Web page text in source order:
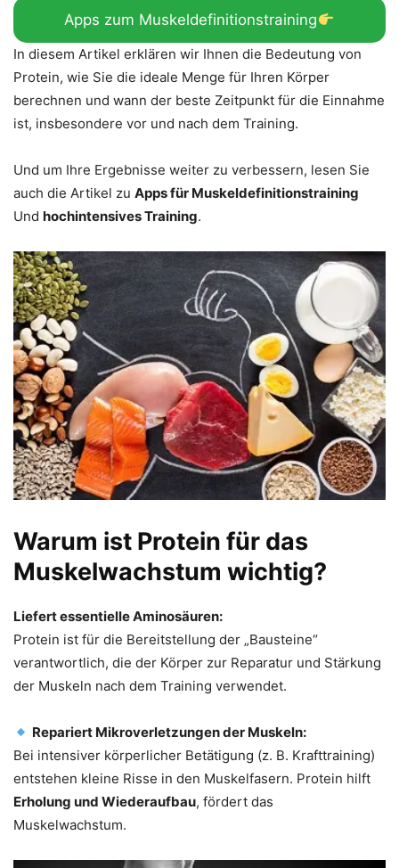
Apps zum Muskeldefinitionstraining
In diesem Artikel erklären wir Ihnen die Bedeutung von
Protein, wie Sie die ideale Menge für Ihren Körper
berechnen und wann der beste Zeitpunkt für die Einnahme
ist, insbesondere vor und nach dem Training.
Und um Ihre Ergebnisse weiter zu verbessern, lesen Sie
auch die Artikel zu Apps für Muskeldefinitionstraining
Und hochintensives Training.
Warum ist Protein für das
Muskelwachstum wichtig?
Liefert essentielle Aminosäuren:
Protein ist für die Bereitstellung der „Bausteine“
verantwortlich, die der Körper zur Reparatur und Stärkung
der Muskeln nach dem Training verwendet.
Repariert Mikroverletzungen der Muskeln:
Bei intensiver körperlicher Betätigung (z. B. Krafttraining)
entstehen kleine Risse in den Muskelfasern. Protein hilft
Erholung und Wiederaufbau, fördert das
Muskelwachstum.